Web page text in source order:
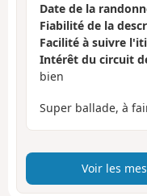
Date de la
Fiabilité de la
Facilité à suivre
Intérêt du circuit
bien
Super ballade, à
Voir les